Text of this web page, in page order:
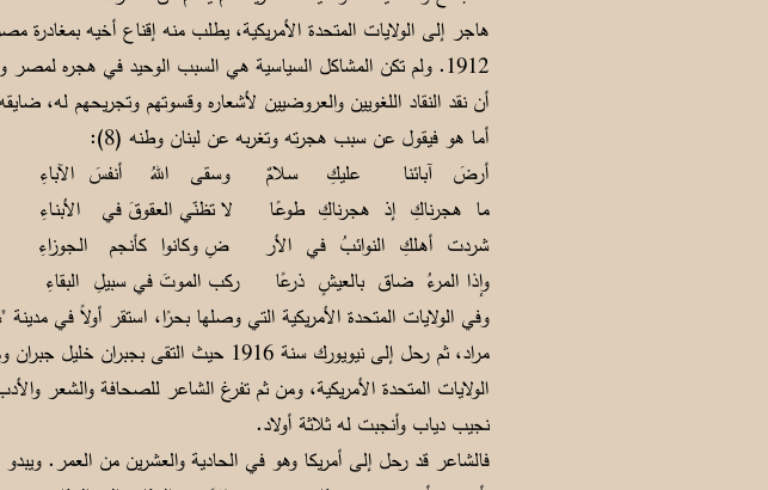
هاجر إلى الولايات المتحدة الأمريكية، يطلب منه إقناع أخيه بمغادرة
1912. ولم تكن المشاكل السياسية هي السبب الوحيد في هجره
أن نقد النقاد اللغويين والعروضيين لأشعاره وقسوتهم وتجريحهم له،
أما هو فيقول عن سبب هجرته وتغربه عن لبنان وطنه (8):
أرضَ آبائنا عليكِ سلامٌ وسقى اللهُ أنفسَ الآباءِ
ما هجرناكِ إذ هجرناكِ طوعًـا لا تظنّي العقوقَ في الأبنـاءِ
شردت أهـلكِ النوائبُ في الأر ضِ وكانوا كأنجم الـجوزاءِ
وإذا المرءُ ضاق بالعيشٍ ذرعًا ركب الموتَ في سبيلِ البقاءِ
وفي الولايات المتحدة الأمريكية التي وصلها بحرًا، استقر أولاً في
مراد، ثم رحل إلى نيويورك سنة 1916 حيث
الولايات المتحدة الأمريكية، ومن ثم تفرغ الشاعر للصحافة والشعر
نجيب دياب وأنجبت له ثلاثة أولاد.
فالشاعر قد رحل إلى أمريكا وهو في الحادية والعشرين من العمر.